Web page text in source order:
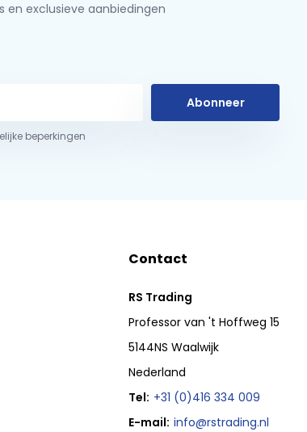
en exclusieve aanbiedingen
Abonneer
beperkingen
Contact
RS Trading
Professor van 't Hoffweg 15
5144NS Waalwijk
Nederland
Tel: +31 (0)416 334 009
E-mail: info@rstrading.nl